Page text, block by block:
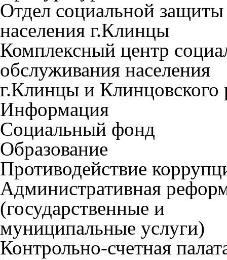
Отдел социальной защиты
населения г.Клинцы
Комплексный центр
обслуживания населения
г.Клинцы и Клинцовского
Информация
Социальный фонд
Образование
Противодействие
Административная
(государственные и
муниципальные услуги)
Контрольно-счетная